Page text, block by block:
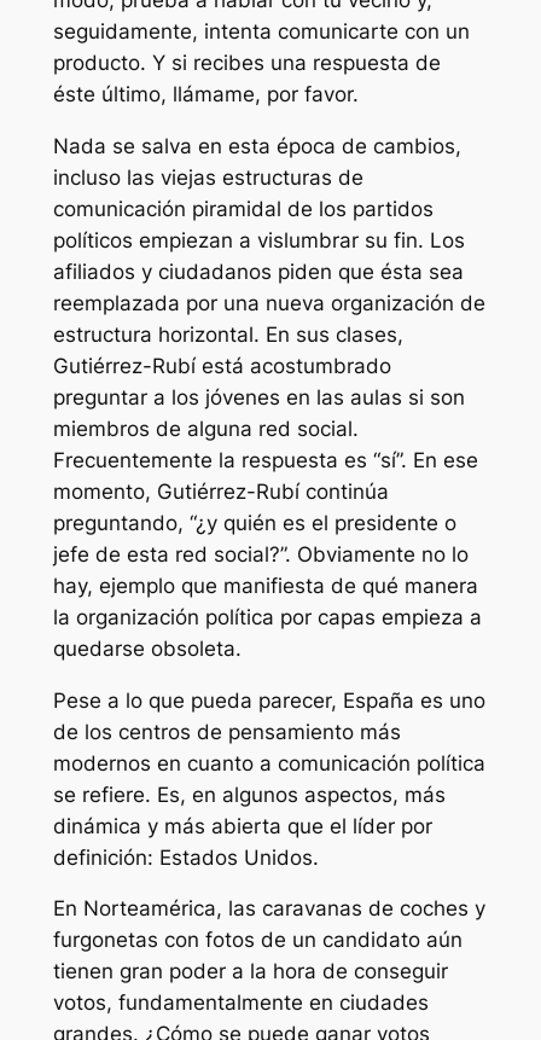
seguidamente, intenta comunicarte con un
producto. Y si recibes una respuesta de
éste último, llámame, por favor.
Nada se salva en esta época de cambios,
incluso las viejas estructuras de
comunicación piramidal de los partidos
políticos empiezan a vislumbrar su fin. Los
afiliados y ciudadanos piden que ésta sea
reemplazada por una nueva organización de
estructura horizontal. En sus clases,
Gutiérrez-Rubí está acostumbrado
preguntar a los jóvenes en las aulas si son
miembros de alguna red social.
Frecuentemente la respuesta es “sí”. En ese
momento, Gutiérrez-Rubí continúa
preguntando, “¿y quién es el presidente o
jefe de esta red social?”. Obviamente no lo
hay, ejemplo que manifiesta de qué manera
la organización política por capas empieza a
quedarse obsoleta.
Pese a lo que pueda parecer, España es uno
de los centros de pensamiento más
modernos en cuanto a comunicación política
se refiere. Es, en algunos aspectos, más
dinámica y más abierta que el líder por
definición: Estados Unidos.
En Norteamérica, las caravanas de coches y
furgonetas con fotos de un candidato aún
tienen gran poder a la hora de conseguir
votos, fundamentalmente en ciudades
grandes. ¿Cómo se puede ganar votos